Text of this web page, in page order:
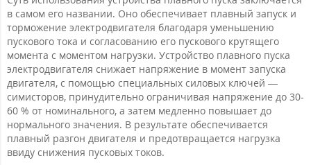
в самом его названии. Оно обеспечивает плавный запуск и
торможение электродвигателя благодаря уменьшению
пускового тока и согласованию его пускового крутящего
момента с моментом нагрузки. Устройство плавного пуска
электродвигателя снижает напряжение в момент запуска
двигателя, с помощью специальных силовых ключей —
симисторов, принудительно ограничивая напряжение до 30-
60 % от номинального, а затем медленно повышает до
нормального значения. В результате обеспечивается
плавный разгон двигателя и предотвращается нагрузка
ввиду снижения пусковых токов.